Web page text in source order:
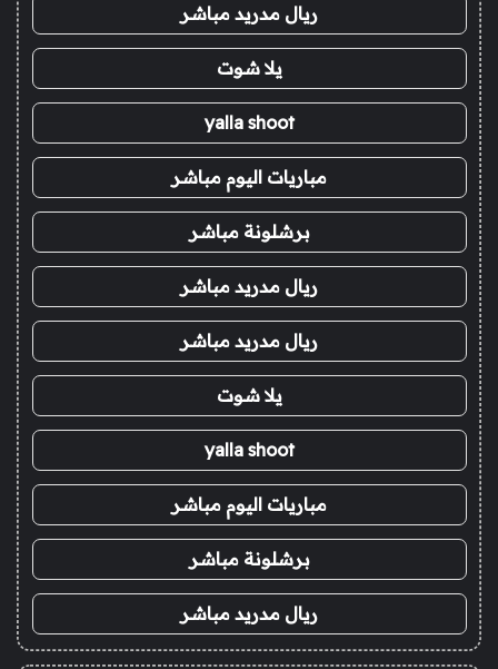
ريال مدريد مباشر
يلا شوت
yalla shoot
مباريات اليوم مباشر
برشلونة مباشر
ريال مدريد مباشر
ريال مدريد مباشر
يلا شوت
yalla shoot
مباريات اليوم مباشر
برشلونة مباشر
ريال مدريد مباشر